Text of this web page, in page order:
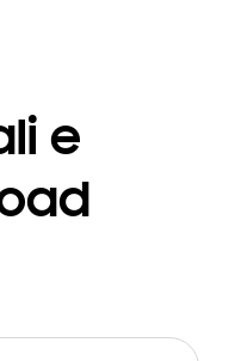
e